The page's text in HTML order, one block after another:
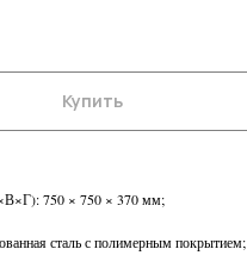
Купить
750 × 750 × 370 мм;
сталь с полимерным покрытием;